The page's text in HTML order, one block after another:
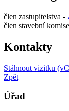
člen zastupitelstva -
člen stavební
Kontakty
Stáhnout vizitku
Zpět
Úřad